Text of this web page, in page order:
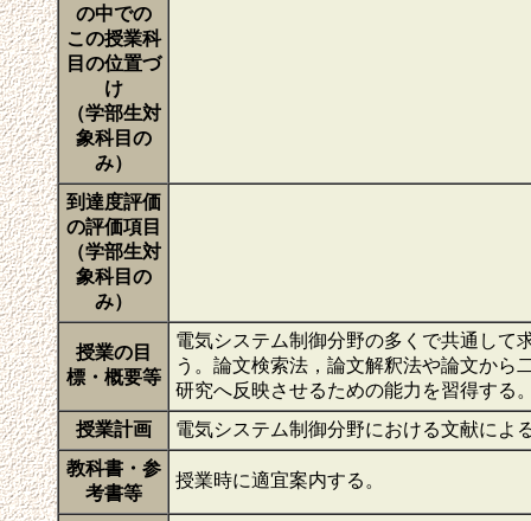
の中での
この授業科
目の位置づ
け
（学部生対
象科目の
み）
到達度評価
の評価項目
（学部生対
象科目の
み）
授業の目
標・概要等
電気システム制御分野の多くで共通して
う。論文検索法，論文解釈法や論文から
研究へ反映させるための能力を習得する
授業計画
電気システム制御分野における文献によ
教科書・参
考書等
授業時に適宜案内する。